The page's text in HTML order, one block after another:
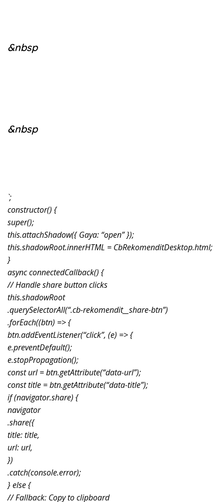
&nbsp
&nbsp
`;
constructor() {
super();
this.attachShadow({ Gaya: “open” });
this.shadowRoot.innerHTML = CbRekomenditDesktop.html;
}
async connectedCallback() {
// Handle share button clicks
this.shadowRoot
.querySelectorAll(“.cb-rekomendit__share-btn”)
.forEach((btn) => {
btn.addEventListener(“click”, (e) => {
e.preventDefault();
e.stopPropagation();
const url = btn.getAttribute(“data-url”);
const title = btn.getAttribute(“data-title”);
if (navigator.share) {
navigator
.share({
title: title,
url: url,
})
.catch(console.error);
} else {
// Fallback: Copy to clipboard